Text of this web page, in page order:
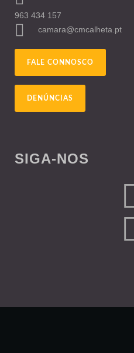
963 434 157
camara@cmcalheta.pt
FALE CONNOSCO
DENÚNCIAS
SIGA-NOS